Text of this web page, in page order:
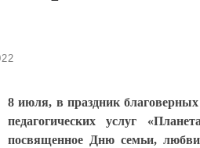
8 июля, в праздник
педагогических услуг
посвященное Дню семьи, любви